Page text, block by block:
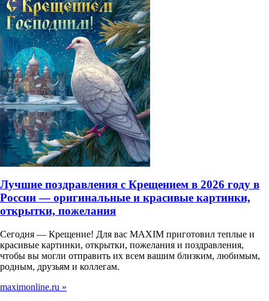
Лучшие поздравления с Крещением в 2026 году в
России — оригинальные и красивые картинки,
открытки, пожелания
Сегодня — Крещение! Для вас MAXIM приготовил теплые и
красивые картинки, открытки, пожелания и поздравления,
чтобы вы могли отправить их всем вашим близким, любимым,
родным, друзьям и коллегам.
maximonline.ru »